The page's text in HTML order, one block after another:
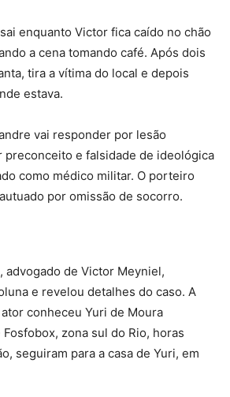
enquanto Victor fica caído no chão
a cena tomando café. Após dois
tira a vítima do local e depois
estava.
vai responder por lesão
preconceito e falsidade de ideológica
como médico militar. O porteiro
por omissão de socorro.
advogado de Victor Meyniel,
e revelou detalhes do caso. A
conheceu Yuri de Moura
zona sul do Rio, horas
seguiram para a casa de Yuri, em